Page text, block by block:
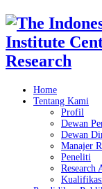
Institute
Research
Home
Tentang Kami
Profil
Dewan
Dewan
Manajer
Peneliti
Research